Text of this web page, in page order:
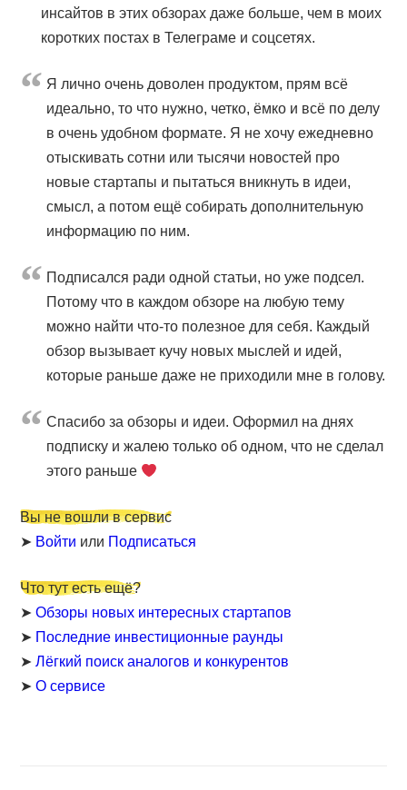
инсайтов в этих обзорах даже больше, чем в моих
коротких постах в Телеграме и соцсетях.
Я лично очень доволен продуктом, прям всё
идеально, то что нужно, четко, ёмко и всё по делу
в очень удобном формате. Я не хочу ежедневно
отыскивать сотни или тысячи новостей про
новые стартапы и пытаться вникнуть в идеи,
смысл, а потом ещё собирать дополнительную
информацию по ним.
Подписался ради одной статьи, но уже подсел.
Потому что в каждом обзоре на любую тему
можно найти что-то полезное для себя. Каждый
обзор вызывает кучу новых мыслей и идей,
которые раньше даже не приходили мне в голову.
Cпасибо за обзоры и идеи. Оформил на днях
подписку и жалею только об одном, что не сделал
этого раньше
Вы не вошли в сервис
➤ Войти или Подписаться
Что тут есть ещё?
➤Обзоры новых интересных стартапов
➤ Последние инвестиционные раунды
➤Лёгкий поиск аналогов и конкурентов
➤О сервисе